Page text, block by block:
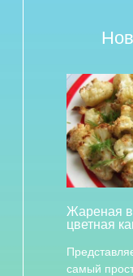
Жареная в
цветная
самый